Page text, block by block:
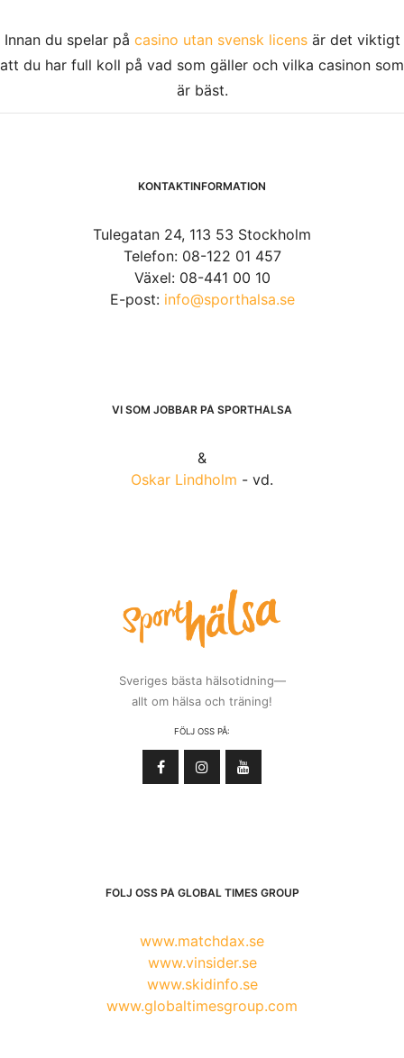
Innan du spelar på casino utan svensk licensär det viktigt
att du har full koll på vad som gäller och vilka casinon som
är bäst.
KONTAKTINFORMATION
Tulegatan 24, 113 53 Stockholm
Telefon: 08-122 01 457
Växel: 08-441 00 10
E-post: info@sporthalsa.se
VI SOM JOBBAR PÅ SPORTHÄLSA
&
Oskar Lindholm - vd.
Sveriges bästa hälsotidning—
allt om hälsa och träning!
FÖLJ OSS PÅ:
FÖLJ OSS PÅ GLOBAL TIMES GROUP
www.matchdax.se
www.vinsider.se
www.skidinfo.se
www.globaltimesgroup.com